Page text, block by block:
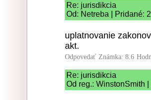
Re: jurisdikcia
Od: Netreba | Pridané:
uplatnovanie
akt.
Odpovedať Známka: 8.6
Re: jurisdikcia
Od reg.: WinstonSmith